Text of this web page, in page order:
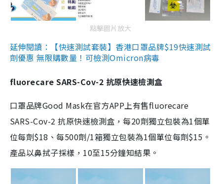
點擊圖片放大
延伸閱讀：【快速測試套裝】香港口罩品牌$19快速測試
劑優惠 無限購數量！可檢測Omicron病毒
fluorecare SARS-Cov-2 抗原快速檢測盒
口罩品牌Good Mask在官方APP上有售fluorecare
SARS-Cov-2 抗原快速檢測盒，每20劑獨立包裝為1個單
位每劑$18、每500劑/1箱獨立包裝為1個單位每劑$15。
產品以鼻拭子採樣，10至15分鐘知結果。